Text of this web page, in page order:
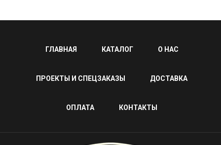
ГЛАВНАЯ КАТАЛОГ О НАС
ПРОЕКТЫ И СПЕЦЗАКАЗЫ ДОСТАВКА
ОПЛАТА КОНТАКТЫ